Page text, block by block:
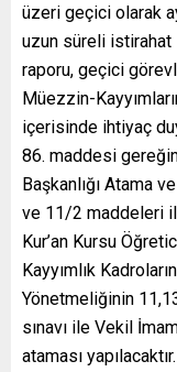
üzeri geçici olarak
uzun süreli istirahat
raporu, geçici
Müezzin-
içerisinde ihtiyaç
86. maddesi
Başkanlığı Atama
ve 11/2 maddeleri
Kur’an Kursu
Kayyımlık
Yönetmeliğinin
sınavı ile Vekil
ataması yapılacaktır.